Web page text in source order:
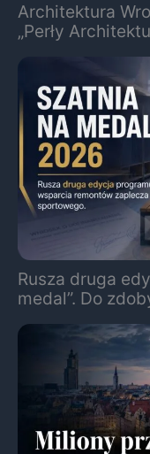
Architektura
„Perły
Rusza druga
medal”. Do